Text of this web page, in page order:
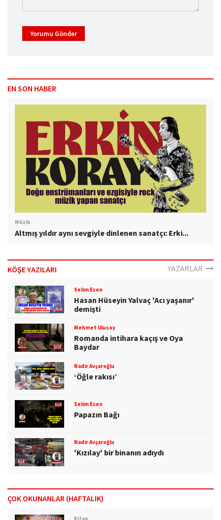
Yorumu Gönder
EN SON HABER
Müzik
Altmış yıldır aynı sevgiyle dinlenen sanatçı: Erki...
KÖŞE YAZILARI YAZARLAR
Selim Esen
Hasan Hüseyin Yalvaç 'Acı yaşanır'
demişti
Mehmet Ulusoy
Romanda intihara kaçış ve Oya
Baydar
Nadir Avşaroğlu
‘Öğle rakısı’
Selim Esen
Papazın Bağı
Nadir Avşaroğlu
'Kızılay' bir binanın adıydı
ÇOK OKUNANLAR (HAFTALIK)
Kitap